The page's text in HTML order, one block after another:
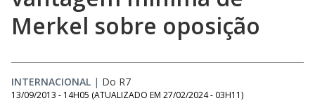
Merkel sobre oposição
INTERNACIONAL | Do R7
13/09/2013 - 14H05 (ATUALIZADO EM 27/02/2024 - 03H11)